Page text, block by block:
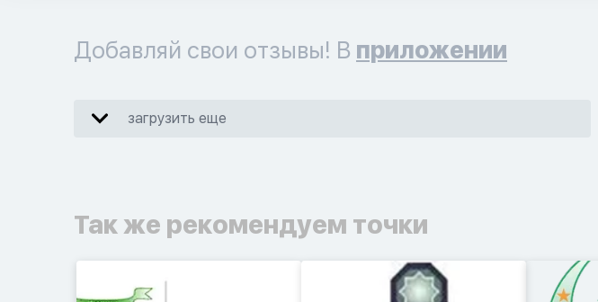
Добавляй свои отзывы! В приложении
загрузить еще
Так же рекомендуем точки